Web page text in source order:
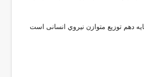
دهم توزیع متوازن نيروي انسانی است